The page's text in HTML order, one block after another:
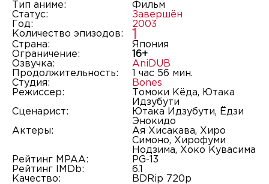
Тип аниме:
Фильм
Статус:
Завершён
Год:
2003
Количество эпизодов:
1
Страна:
Япония
Ограничение:
16+
Озвучка:
AniDUB
Продолжительность:
1 час 56 мин.
Студия:
Bones
Режиссер:
Томоки Кёда, Ютака
Идзубути
Сценарист:
Ютака Идзубути, Ёдзи
Энокидо
Актеры:
Ая Хисакава, Хиро
Симоно, Хирофуми
Нодзима, Хоко Кувасима
Рейтинг MPAA:
PG-13
Рейтинг IMDb:
6.1
Качество:
BDRip 720p